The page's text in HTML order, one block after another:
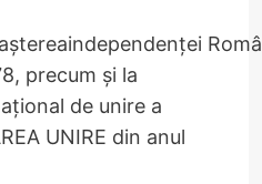
precum și la
de unire a
UNIRE din anul